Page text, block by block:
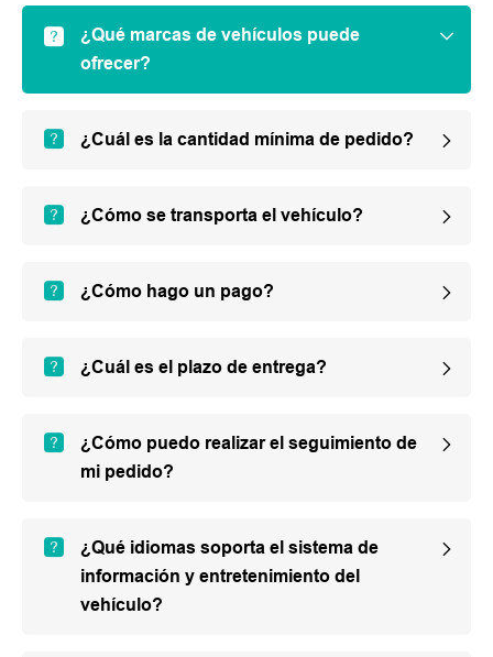
¿Qué marcas de vehículos puede
ofrecer?
¿Cuál es la cantidad mínima de pedido?
¿Cómo se transporta el vehículo?
¿Cómo hago un pago?
¿Cuál es el plazo de entrega?
¿Cómo puedo realizar el seguimiento de
mi pedido?
¿Qué idiomas soporta el sistema de
información y entretenimiento del
vehículo?